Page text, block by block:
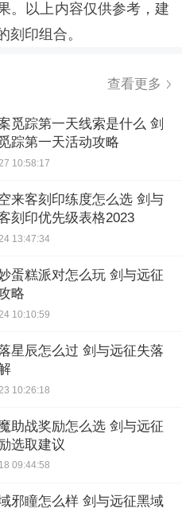
。以上内容仅供参考，建
刻印组合。
查看更多
觅踪第一天线索是什么 剑
踪第一天活动攻略
10:58:17
来客刻印练度怎么选 剑与
刻印优先级表格2023
13:47:34
蛋糕派对怎么玩 剑与远征
略
10:10:59
星辰怎么过 剑与远征失落
10:26:18
助战奖励怎么选 剑与远征
选取建议
09:44:58
邪瞳怎么样 剑与远征黑域